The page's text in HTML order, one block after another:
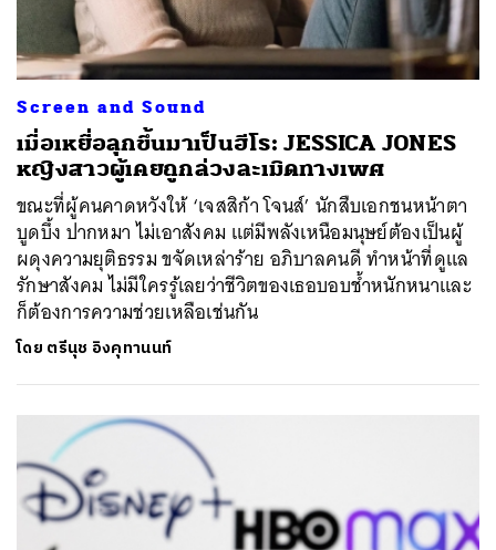
Screen and Sound
เมื่อเหยื่อลุกขึ้นมาเป็นฮีโร: JESSICA JONES
หญิงสาวผู้เคยถูกล่วงละเมิดทางเพศ
ขณะที่ผู้คนคาดหวังให้ ‘เจสสิก้า โจนส์’ นักสืบเอกชนหน้าตา
บูดบึ้ง ปากหมา ไม่เอาสังคม แต่มีพลังเหนือมนุษย์ต้องเป็นผู้
ผดุงความยุติธรรม ขจัดเหล่าร้าย อภิบาลคนดี ทำหน้าที่ดูแล
รักษาสังคม ไม่มีใครรู้เลยว่าชีวิตของเธอบอบช้ำหนักหนาและ
ก็ต้องการความช่วยเหลือเช่นกัน
โดย ตรีนุช อิงคุทานนท์